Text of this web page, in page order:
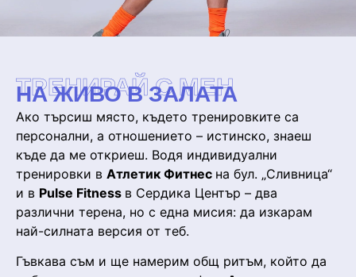
ТРЕНИРАЙ С МЕН
НА ЖИВО В ЗАЛАТА
Ако търсиш място, където тренировките са
персонални, а отношението – истинско, знаеш
къде да ме откриеш. Водя индивидуални
тренировки в Атлетик Фитнес на бул. „Сливница“
и в Pulse Fitness в Сердика Център – два
различни терена, но с една мисия: да изкарам
най-силната версия от теб.
Гъвкава съм и ще намерим общ ритъм, който да